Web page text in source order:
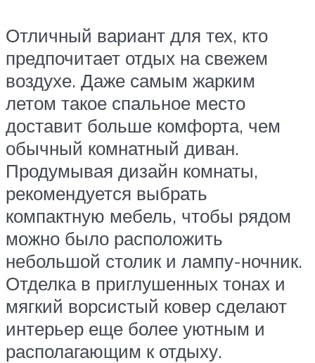
Отличный вариант для тех, кто
предпочитает отдых на свежем
воздухе. Даже самым жарким
летом такое спальное место
доставит больше комфорта, чем
обычный комнатный диван.
Продумывая дизайн комнаты,
рекомендуется выбрать
компактную мебель, чтобы рядом
можно было расположить
небольшой столик и лампу-ночник.
Отделка в приглушенных тонах и
мягкий ворсистый ковер сделают
интерьер еще более уютным и
располагающим к отдыху.